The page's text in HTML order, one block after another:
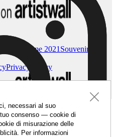
Sweet Home 2021 Souvenir di
Privacy Policy
necessari al suo
consenso — cookie di
di misurazione delle
Per informazioni